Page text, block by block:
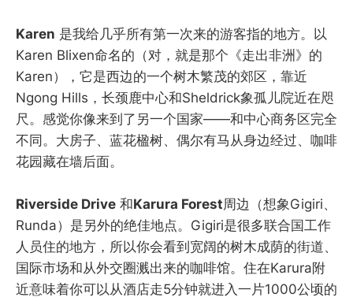
Karen 是我给几乎所有第一次来的游客指的地方。以
Karen Blixen命名的（对，就是那个《走出非洲》的
Karen），它是西边的一个树木繁茂的郊区，靠近
Ngong Hills，长颈鹿中心和Sheldrick象孤儿院近在咫
尺。感觉你像来到了另一个国家——和中心商务区完全
不同。大房子、蓝花楹树、偶尔有马从身边经过、咖啡
花园藏在墙后面。
Riverside Drive 和Karura Forest周边（想象Gigiri、
Runda）是另外的绝佳地点。Gigiri是很多联合国工作
人员住的地方，所以你会看到宽阔的树木成荫的街道、
国际市场和从外交圈溅出来的咖啡馆。住在Karura附
近意味着你可以从酒店走5分钟就进入一片1000公顷的